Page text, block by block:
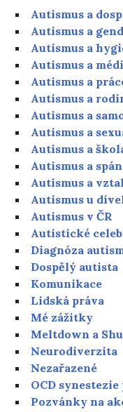
Autismus a
Autismus a
Autismus a
Autismus a
Autismus a
Autismus a
Autismus a
Autismus a
Autismus a
Autismus a
Autismus a
Autismus u
Autismus v ČR
Autistické
Diagnóza
Dospělý autista
Komunikace
Lidská práva
Mé zážitky
Meltdown a
Neurodiverzita
Nezařazené
OCD
Pozvánky na